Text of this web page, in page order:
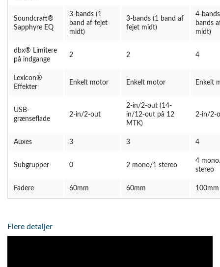
Soundcraft®
Sapphyre EQ
3-bands (1
band af fejet
midt)
3-bands (1 band af
fejet midt)
4-
bands
midt)
dbx® Limitere
på indgange
2 2 4
Lexicon®
Effekter
Enkelt motor Enkelt motor Enkelt
USB-
grænseflade
2-in/2-out
2-in/2-out (14-
in/12-out på 12
MTK)
2-in/2-
Auxes 3 3 4
Subgrupper 0 2 mono/1 stereo
4
stereo
Fadere 60mm 60mm 100mm
Flere detaljer